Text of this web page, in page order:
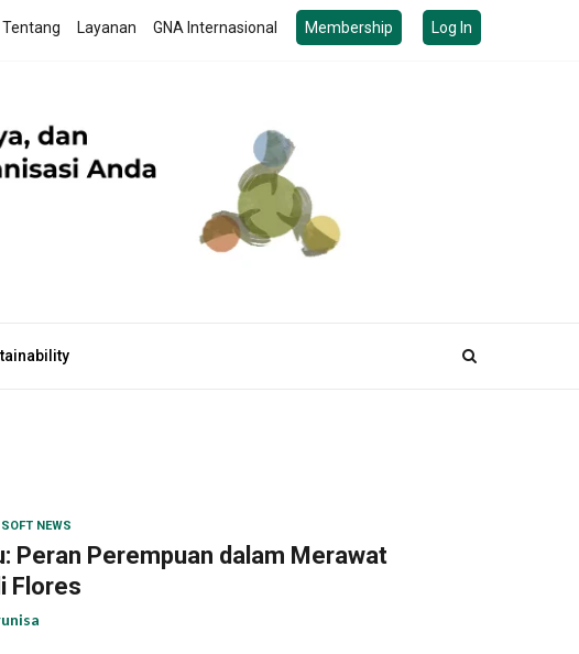
Tentang Layanan GNA Internasional Membership Log In
SOFT NEWS
Peran Perempuan dalam Merawat
Flores